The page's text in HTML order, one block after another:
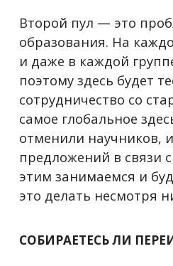
Второй пул — это
образования. На
и даже в каждой
поэтому здесь будет
сотрудничество со
самое глобальное
отменили научников,
предложений в связи
этим занимаемся и
это делать несмотря
СОБИРАЕТЕСЬ ЛИ